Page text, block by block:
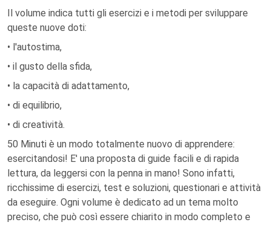
Il volume indica tutti gli esercizi e i metodi per sviluppare
queste nuove doti:
• l'autostima,
• il gusto della sfida,
• la capacità di adattamento,
• di equilibrio,
• di creatività.
50 Minuti è un modo totalmente nuovo di apprendere:
esercitandosi! E' una proposta di guide facili e di rapida
lettura, da leggersi con la penna in mano! Sono infatti,
ricchissime di esercizi, test e soluzioni, questionari e attività
da eseguire. Ogni volume è dedicato ad un tema molto
preciso, che può così essere chiarito in modo completo e